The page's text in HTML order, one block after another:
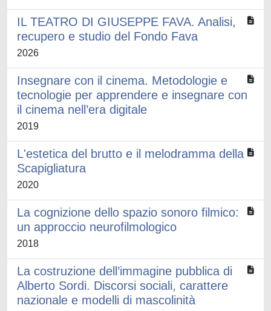
IL TEATRO DI GIUSEPPE FAVA. Analisi,
recupero e studio del Fondo Fava
2026
Insegnare con il cinema. Metodologie e
tecnologie per apprendere e insegnare con
il cinema nell’era digitale
2019
L'estetica del brutto e il melodramma della
Scapigliatura
2020
La cognizione dello spazio sonoro filmico:
un approccio neurofilmologico
2018
La costruzione dell’immagine pubblica di
Alberto Sordi. Discorsi sociali, carattere
nazionale e modelli di mascolinità